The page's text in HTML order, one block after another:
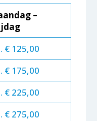
–
€ 125,00
€ 175,00
€ 225,00
€ 275,00